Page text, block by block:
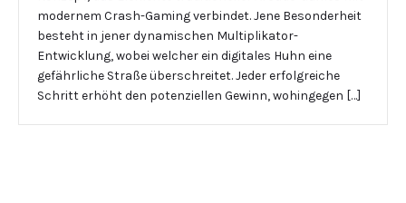
modernem Crash-Gaming verbindet. Jene Besonderheit
besteht in jener dynamischen Multiplikator-
Entwicklung, wobei welcher ein digitales Huhn eine
gefährliche Straße überschreitet. Jeder erfolgreiche
Schritt erhöht den potenziellen Gewinn, wohingegen […]